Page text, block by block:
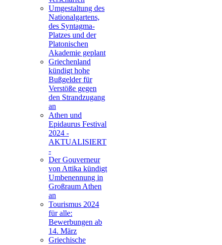
Umgestaltung des
Nationalgartens,
des Syntagma-
Platzes und der
Platonischen
Akademie geplant
Griechenland
kündigt hohe
Bußgelder für
Verstöße gegen
den Strandzugang
an
Athen und
Epidaurus Festival
2024 -
AKTUALISIERT
-
Der Gouverneur
von Attika kündigt
Umbenennung in
Großraum Athen
an
Tourismus 2024
für alle:
Bewerbungen ab
14. März
Griechische